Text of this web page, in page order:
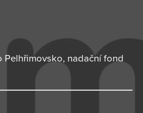
Pelhřimovsko, nadační fond